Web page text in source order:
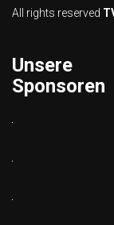
All rights reserved
Unsere
Sponsoren